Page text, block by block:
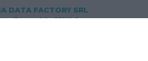
DATA FACTORY SRL
Trieste 1/A- 35121 Padova